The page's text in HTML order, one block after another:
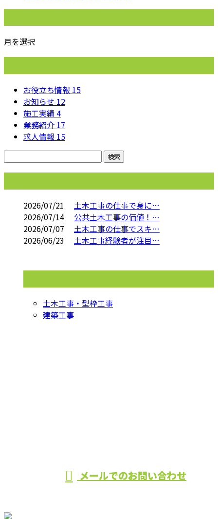
月を選択
お役立ち情報 15
お知らせ 12
施工実績4
業務紹介 17
求人情報 15
2026/07/21
土木工事の仕事で身に…
2026/07/14
公共土木工事の価値！…
2026/07/07
土木工事の仕事でスキ…
2026/06/23
土木工事経験者が注目…
土木工事・型枠工事
建築工事
メールでのお問い合わせ